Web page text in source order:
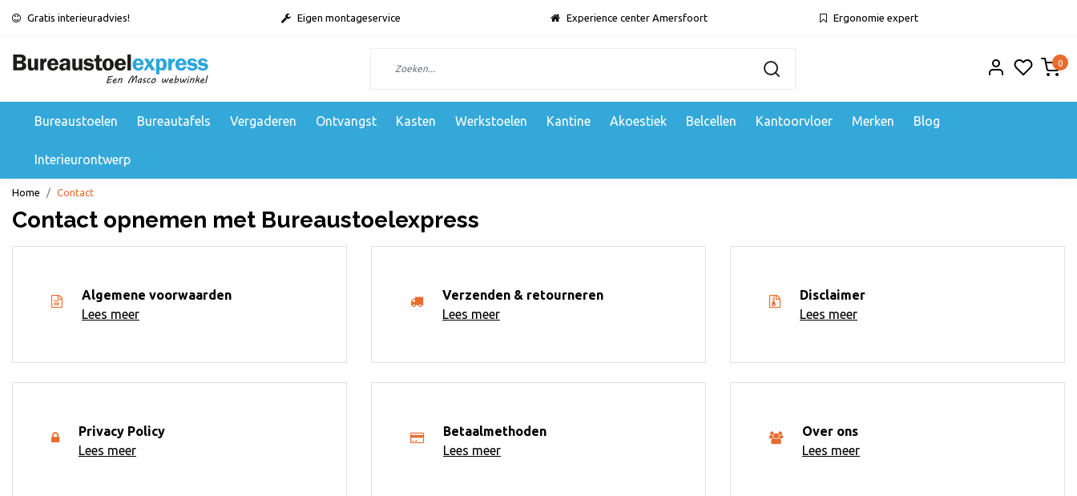
Gratis interieuradvies! Eigen montageservice Experience center Amersfoort Ergonomie expert
0
Bureaustoelen Bureautafels Vergaderen Ontvangst Kasten Werkstoelen Kantine Akoestiek Belcellen Kantoorvloer Merken Blog
Interieurontwerp
Home Contact
Contact opnemen met Bureaustoelexpress
Algemene voorwaarden
Lees meer
Verzenden & retourneren
Lees meer
Disclaimer
Lees meer
Privacy Policy
Lees meer
Betaalmethoden
Lees meer
Over ons
Lees meer